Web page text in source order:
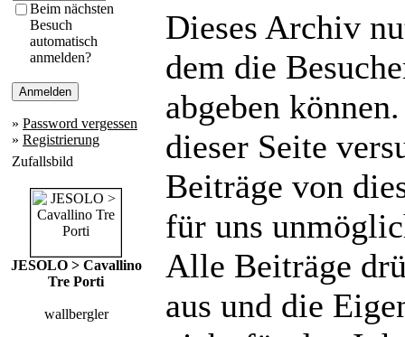
Beim nächsten
Besuch
automatisch
anmelden?
» Password vergessen
» Registrierung
Zufallsbild
JESOLO > Cavallino
Tre Porti
wallbergler
Dieses Archiv
dem die
abgeben
dieser Seite
Beiträge von
für uns
Alle Beiträge
aus und die